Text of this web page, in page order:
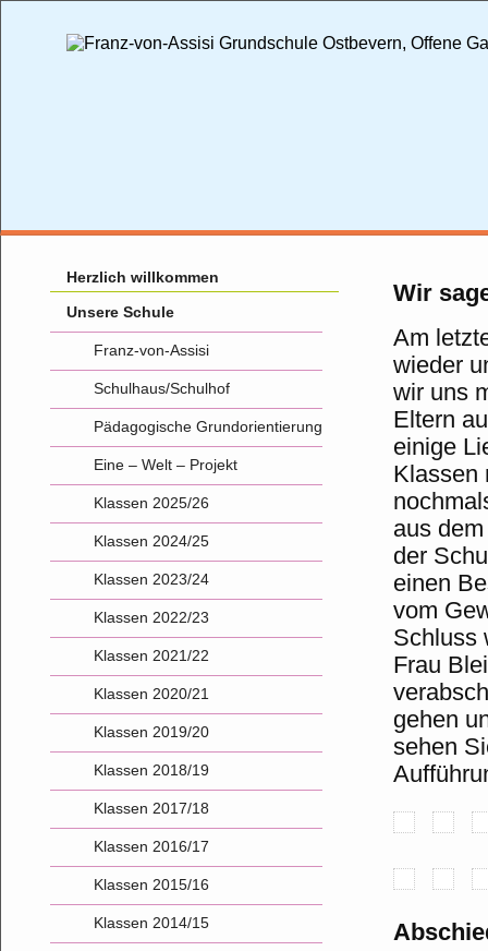
Wir
Am
wieder
wir uns
Eltern
einige
Klassen
aus
der
einen
vom
Schluss
Frau
gehen
sehen
Herzlich willkommen
Unsere Schule
Franz-von-Assisi
Schulhaus/Schulhof
Pädagogische Grundorientierung
Eine – Welt – Projekt
Klassen 2025/26
Klassen 2024/25
Klassen 2023/24
Klassen 2022/23
Klassen 2021/22
Klassen 2020/21
Klassen 2019/20
Klassen 2018/19
Klassen 2017/18
Klassen 2016/17
Klassen 2015/16
Klassen 2014/15